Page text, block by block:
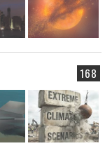
168